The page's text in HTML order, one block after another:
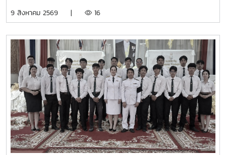
ตะวันออก สาธารณรัฐอินโดนีเซีย ในโอกาสเดินทางเข้าเยี่ยม
ชุมพร ซึ่งทั้งสองสถาบันได้มีบันทึกข้อตกลงความร่วมมือทาง
วิชาการ (Memorandum of Understanding: MOU) ร่วมกัน
มาอย่างต่อเนื่องในการนี้ ดร.ฐิระ ทองเหลือ คณบดี ผู้ช่วย
ศาสตราจารย์ ดร.ชุมพล อังคณานนท์ หัวหน้าศูนย์ส่งเสริมและ
พัฒนาทรัพยากรมนุษย์ อาจารย์วัฒนา แดงประเทศ และ
นักศึกษาให้การต้อนรับอย่างอบอุ่น พร้อมแลกเปลี่ยนความคิด
เห็นเกี่ยวกับแนวทางการขับเคลื่อนความร่วมมือทางวิชาการใน
อนาคต เพื่อยกระดับการพัฒนาการศึกษา การวิจัย และการสร้าง
เครือข่ายระดับนานาชาติระหว่างประเทศไทยและสาธารณรัฐ
อินโดนีเซียโอกาสดังกล่าว คณบดี ได้กล่าวต้อนรับคณะผู้แทน
9 สิงหาคม 2569 | 16